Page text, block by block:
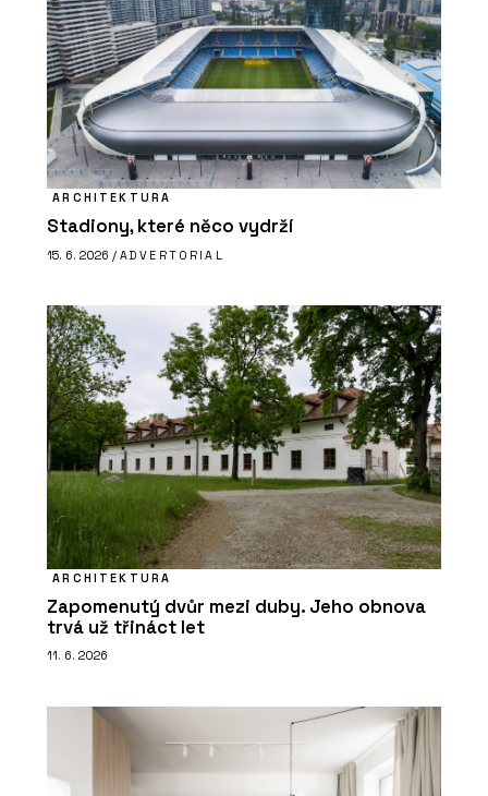
ARCHITEKTURA
Stadiony, které něco vydrží
15. 6. 2026 / ADVERTORIAL
ARCHITEKTURA
Zapomenutý dvůr mezi duby. Jeho obnova
trvá už třináct let
11. 6. 2026